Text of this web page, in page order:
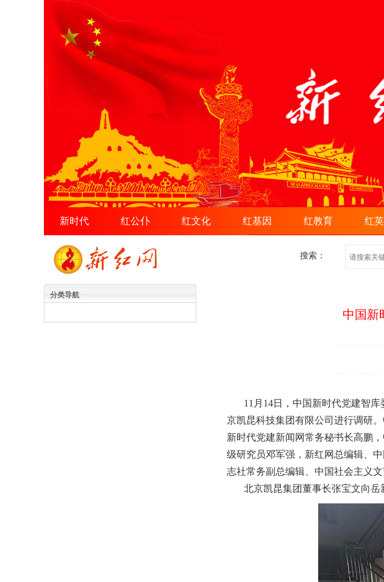
新时代 红公仆 红文化 红基因 红教育 红
搜索：
分类导航
中国新
11月14日，中国新时代党建智库
京凯昆科技集团有限公司进行调研
新时代党建新闻网常务秘书长高鹏
级研究员邓军强，新红网总编辑、
志社常务副总编辑、中国社会主义
北京凯昆集团董事长张宝文向岳